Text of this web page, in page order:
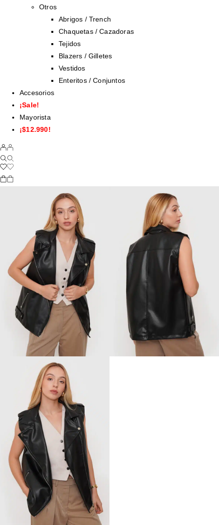
Otros
Abrigos / Trench
Chaquetas / Cazadoras
Tejidos
Blazers / Gilletes
Vestidos
Enteritos / Conjuntos
Accesorios
¡Sale!
Mayorista
¡$12.990!